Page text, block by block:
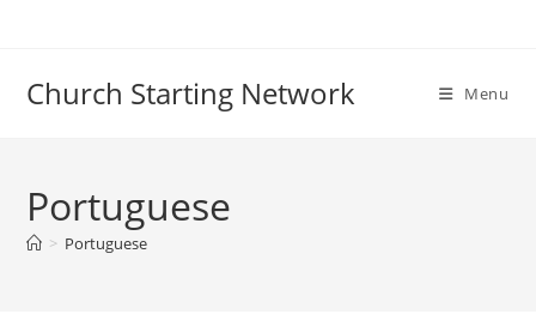
Church Starting Network Menu
Portuguese
> Portuguese